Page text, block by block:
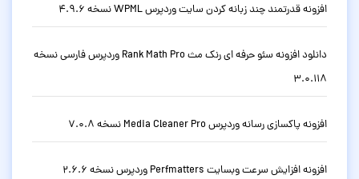
افزونه قدرتمند چند زبانه کردن سایت وردپرس WPML نسخه 4.9.6
دانلود افزونه سئو حرفه ای رنک مث Rank Math Pro وردپرس فارسی نسخه
3.0.118
افزونه پاکسازی رسانه وردپرس Media Cleaner Pro نسخه 7.0.8
افزونه افزایش سرعت وبسایت Perfmatters وردپرس نسخه 2.6.6